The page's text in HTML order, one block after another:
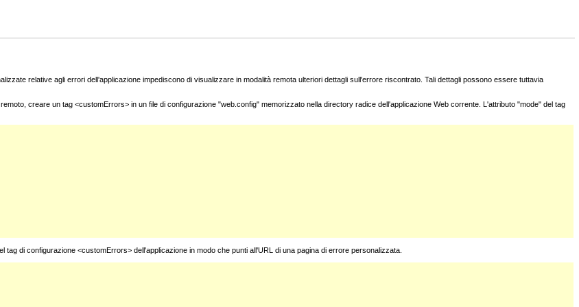
relative agli errori dell'applicazione impediscono di visualizzare in modalità remota ulteriori dettagli sull'errore riscontrato. Tali dettagli possono essere tuttavia
creare un tag <customErrors> in un file di configurazione "web.config" memorizzato nella directory radice dell'applicazione Web corrente. L'attributo "mode" del tag
di configurazione <customErrors> dell'applicazione in modo che punti all'URL di una pagina di errore personalizzata.